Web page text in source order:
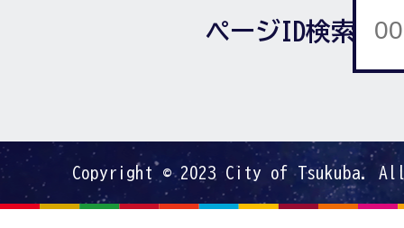
ページID検索
Copyright © 2023 City of Tsukuba.